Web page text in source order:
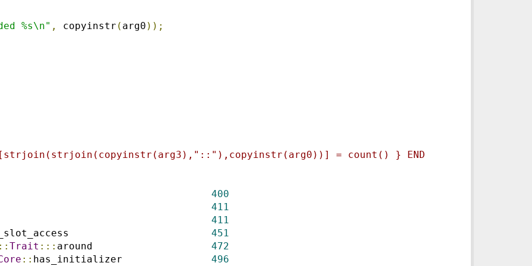
%s\n" , copyinstr ( arg0 ));
= count() } END
400
411
411
451
Trait ::: around 472
:: has_initializer 496